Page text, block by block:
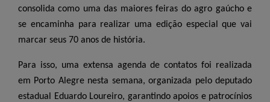
consolida como uma das maiores feiras do agro gaúcho e
se encaminha para realizar uma edição especial que vai
marcar seus 70 anos de história.
Para isso, uma extensa agenda de contatos foi realizada
em Porto Alegre nesta semana, organizada pelo deputado
estadual Eduardo Loureiro, garantindo apoios e patrocínios